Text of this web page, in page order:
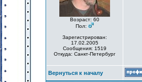
Возраст: 60
Пол:
Зарегистрирован:
17.02.2005
Сообщения: 1519
Откуда: Санкт-Петербург
Вернуться к началу